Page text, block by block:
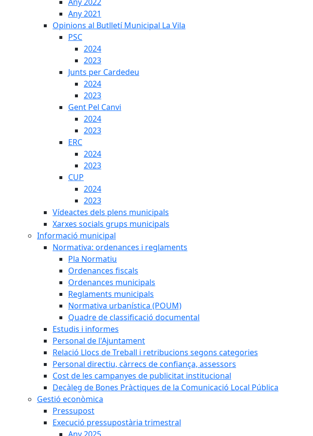
Any 2021
Opinions al Butlletí Municipal La Vila
PSC
2024
2023
Junts per Cardedeu
2024
2023
Gent Pel Canvi
2024
2023
ERC
2024
2023
CUP
2024
2023
Vídeactes dels plens municipals
Xarxes socials grups municipals
Informació municipal
Normativa: ordenances i reglaments
Pla Normatiu
Ordenances fiscals
Ordenances municipals
Reglaments municipals
Normativa urbanística (POUM)
Quadre de classificació documental
Estudis i informes
Personal de l'Ajuntament
Relació Llocs de Treball i retribucions segons categories
Personal directiu, càrrecs de confiança, assessors
Cost de les campanyes de publicitat institucional
Decàleg de Bones Pràctiques de la Comunicació Local Pública
Gestió econòmica
Pressupost
Execució pressupostària trimestral